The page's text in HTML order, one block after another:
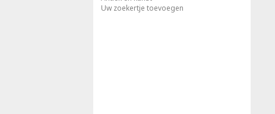
Uw zoekertje toevoegen